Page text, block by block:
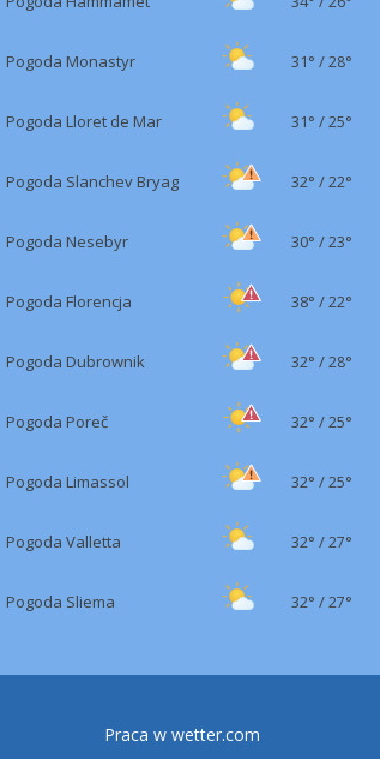
Pogoda Monastyr 31° /28°
Pogoda Lloret de Mar 31° /25°
Pogoda Slanchev Bryag 32° /22°
Pogoda Nesebyr 30° /23°
Pogoda Florencja 38° /22°
Pogoda Dubrownik 32° /28°
Pogoda Poreč 32° /25°
Pogoda Limassol 32° /25°
Pogoda Valletta 32° /27°
Pogoda Sliema 32° /27°
Praca w wetter.com